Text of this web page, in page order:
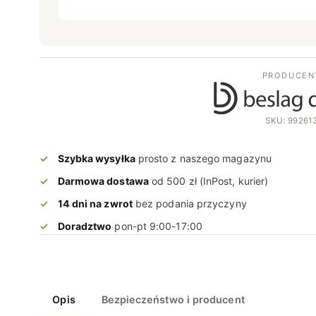
SKU:
Szybka wysyłkaprosto z naszego magazynu
Darmowa dostawaod 500 zł (InPost, kurier)
14 dni na zwrotbez podania przyczyny
Doradztwo pon-pt 9:00-17:00
Opis Bezpieczeństwo i producent